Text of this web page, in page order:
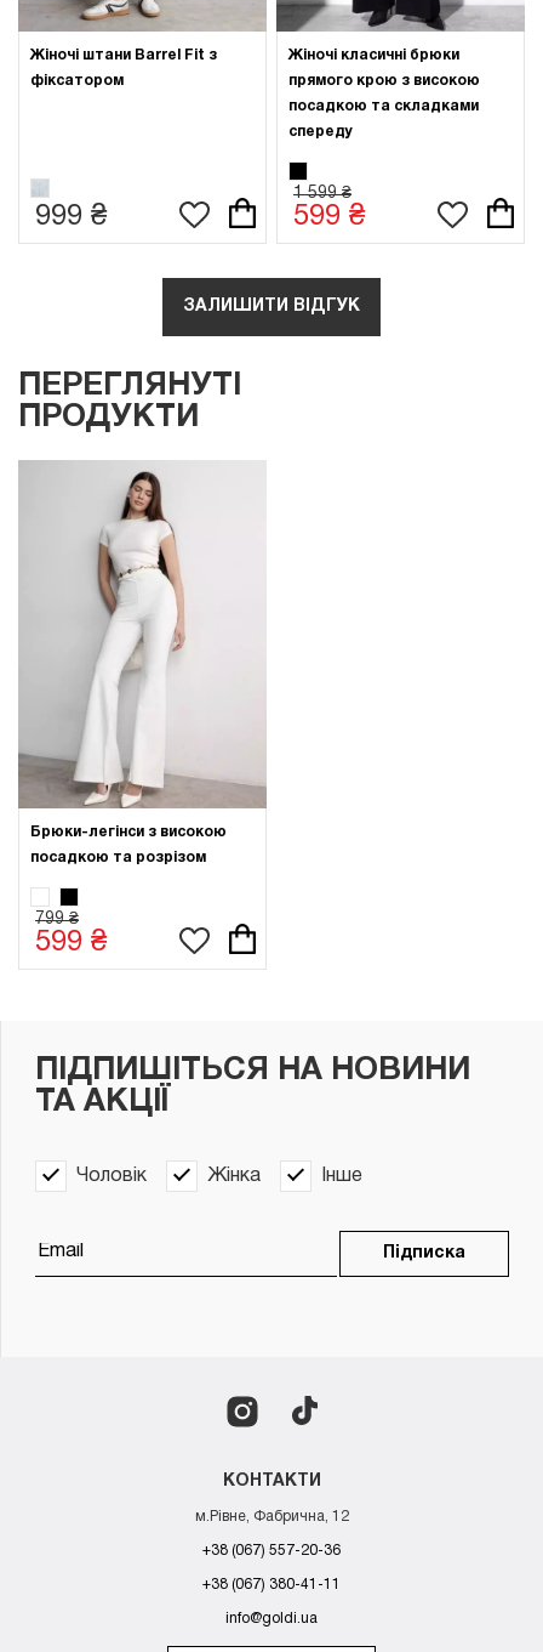
Жіночі штани Barrel Fit з
фіксатором
999 ₴
Жіночі класичні брюки
прямого крою з високою
посадкою та складками
спереду
1 599 ₴
599 ₴
ЗАЛИШИТИ ВІДГУК
ПЕРЕГЛЯНУТІ
ПРОДУКТИ
Брюки-легінси з високою
посадкою та розрізом
799 ₴
599 ₴
КОНТАКТИ
м.Рівне, Фабрична, 12
+38 (067) 557-20-36
+38 (067) 380-41-11
info@goldi.ua
ПІДПИШІТЬСЯ НА НОВИНИ
ТА АКЦІЇ
Чоловік Жінка Інше
Підписка